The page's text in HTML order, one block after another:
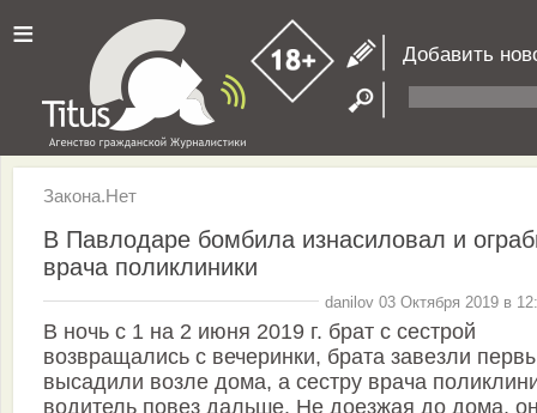
≡ Добавить
Закона.Нет
В Павлодаре бомбила изнасиловал и
врача поликлиники
danilov 03 Октября 2019 в
В ночь с 1 на 2 июня 2019 г. брат с сестрой
возвращались с вечеринки, брата завезли
высадили возле дома, а сестру врача
водитель повез дальше. Не доезжая до дома,